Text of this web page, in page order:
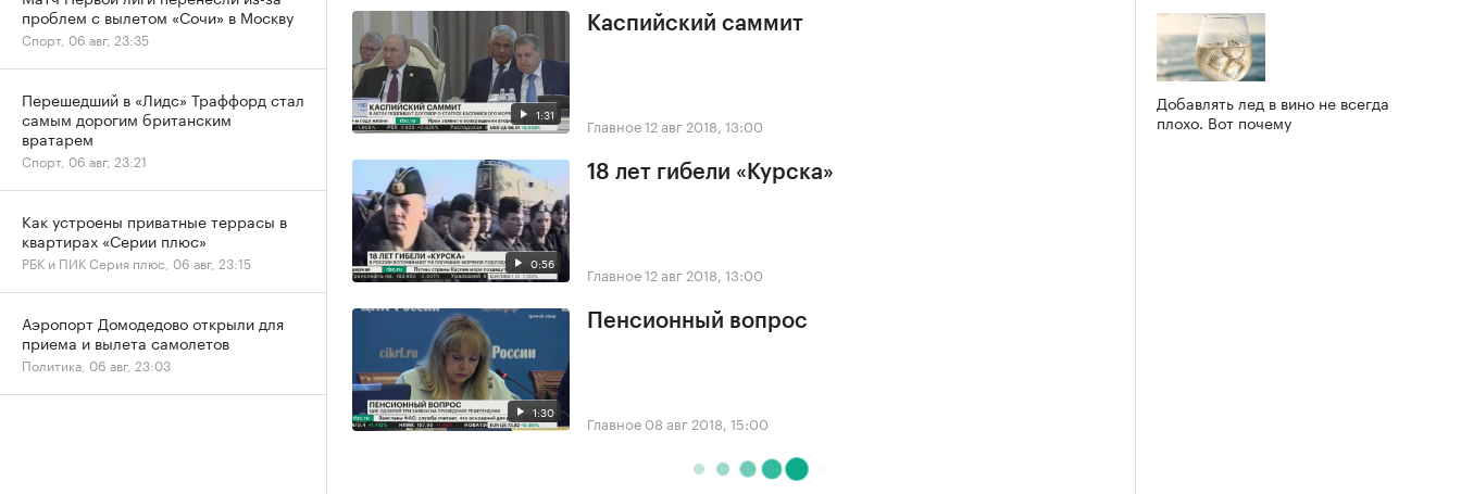
1:31
Каспийский саммит
Главное12 авг 2018, 13:00
0:56
18 лет гибели «Курска»
Главное12 авг 2018, 13:00
1:30
Пенсионный вопрос
Главное 08 авг 2018, 15:00
Добавлять лед в вино не всегда
плохо. Вот почему
проблем с вылетом «Сочи» в Москву
Спорт, 06 авг, 23:35
Перешедший в «Лидс» Траффорд стал
самым дорогим британским
вратарем
Спорт, 06 авг, 23:21
Как устроены приватные террасы в
квартирах «Серии плюс»
РБК и ПИК Серия плюс, 06 авг, 23:15
Аэропорт Домодедово открыли для
приема и вылета самолетов
Политика, 06 авг, 23:03